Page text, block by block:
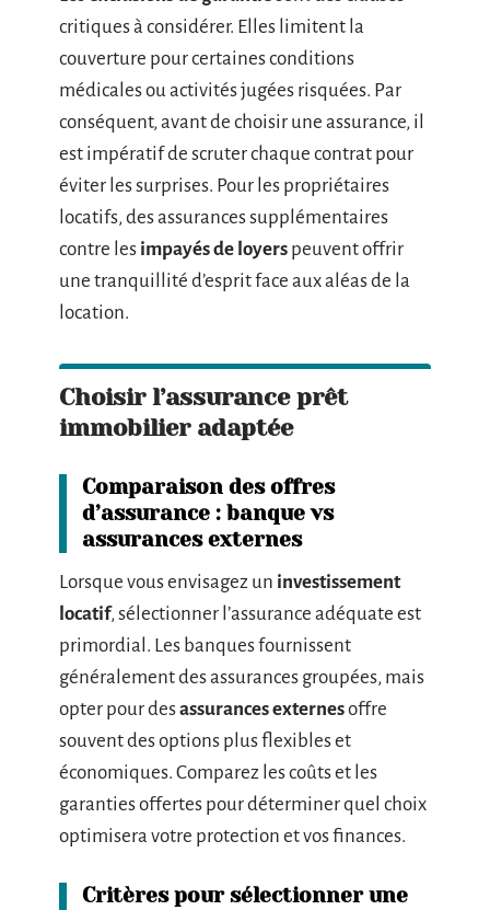
critiques à considérer. Elles limitent la
couverture pour certaines conditions
médicales ou activités jugées risquées. Par
conséquent, avant de choisir une assurance, il
est impératif de scruter chaque contrat pour
éviter les surprises. Pour les propriétaires
locatifs, des assurances supplémentaires
contre les impayés de loyers peuvent offrir
une tranquillité d’esprit face aux aléas de la
location.
Choisir l’assurance prêt
immobilier adaptée
Comparaison des offres
d’assurance : banque vs
assurances externes
Lorsque vous envisagez un investissement
locatif, sélectionner l’assurance adéquate est
primordial. Les banques fournissent
généralement des assurances groupées, mais
opter pour desassurances externesoffre
souvent des options plus flexibles et
économiques. Comparez les coûts et les
garanties offertes pour déterminer quel choix
optimisera votre protection et vos finances.
Critères pour sélectionner une